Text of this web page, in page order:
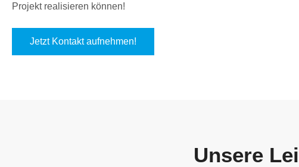
Projekt realisieren können!
Jetzt Kontakt aufnehmen!
Unsere